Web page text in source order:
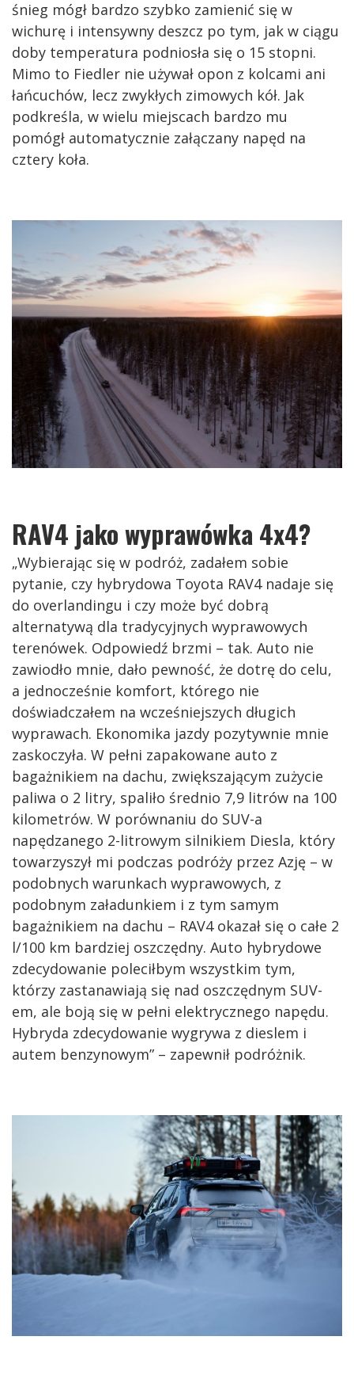
śnieg mógł bardzo szybko zamienić się w
wichurę i intensywny deszcz po tym, jak w ciągu
doby temperatura podniosła się o 15 stopni.
Mimo to Fiedler nie używał opon z kolcami ani
łańcuchów, lecz zwykłych zimowych kół. Jak
podkreśla, w wielu miejscach bardzo mu
pomógł automatycznie załączany napęd na
cztery koła.
RAV4 jakowyprawówka 4x4?
„Wybierając się w podróż, zadałem sobie
pytanie, czy hybrydowa Toyota RAV4 nadaje się
do overlandingu i czy może być dobrą
alternatywą dla tradycyjnych wyprawowych
terenówek. Odpowiedź brzmi – tak. Auto nie
zawiodło mnie, dało pewność, że dotrę do celu,
a jednocześnie komfort, którego nie
doświadczałem na wcześniejszych długich
wyprawach. Ekonomika jazdy pozytywnie mnie
zaskoczyła. W pełni zapakowane auto z
bagażnikiem na dachu, zwiększającym zużycie
paliwa o 2 litry, spaliło średnio 7,9 litrów na 100
kilometrów. W porównaniu do SUV-a
napędzanego 2-litrowym silnikiem Diesla, który
towarzyszył mi podczas podróży przez Azję – w
podobnych warunkach wyprawowych, z
podobnym załadunkiem i z tym samym
bagażnikiem na dachu – RAV4 okazał się o całe 2
l/100 km bardziej oszczędny. Auto hybrydowe
zdecydowanie poleciłbym wszystkim tym,
którzy zastanawiają się nad oszczędnym SUV-
em, ale boją się w pełni elektrycznego napędu.
Hybryda zdecydowanie wygrywa z dieslem i
autem benzynowym” – zapewnił podróżnik.